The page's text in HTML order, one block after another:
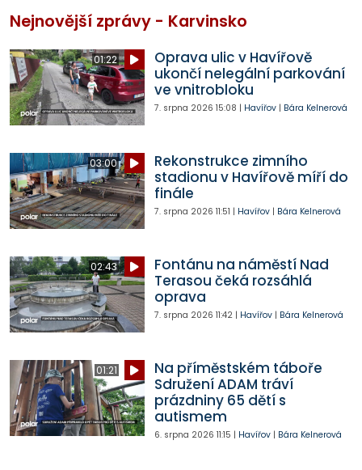
Nejnovější zprávy - Karvinsko
01:22
Oprava ulic v Havířově
ukončí nelegální parkování
ve vnitrobloku
7. srpna 2026 15:08 | Havířov| Bára Kelnerová
03:00
Rekonstrukce zimního
stadionu v Havířově míří do
finále
7. srpna 2026 11:51 | Havířov| Bára Kelnerová
02:43
Fontánu na náměstí Nad
Terasou čeká rozsáhlá
oprava
7. srpna 2026 11:42| Havířov| Bára Kelnerová
01:21
Na příměstském táboře
Sdružení ADAM tráví
prázdniny 65 dětí s
autismem
6. srpna 2026 11:15 | Havířov| Bára Kelnerová